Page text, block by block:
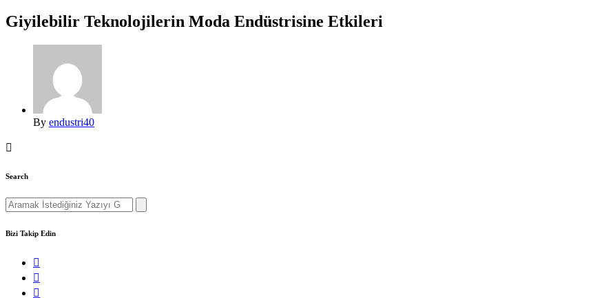
Giyilebilir Teknolojilerin Moda Endüstrisine Etkileri
By endustri40
Search
Search
for:
Bizi Takip Edin